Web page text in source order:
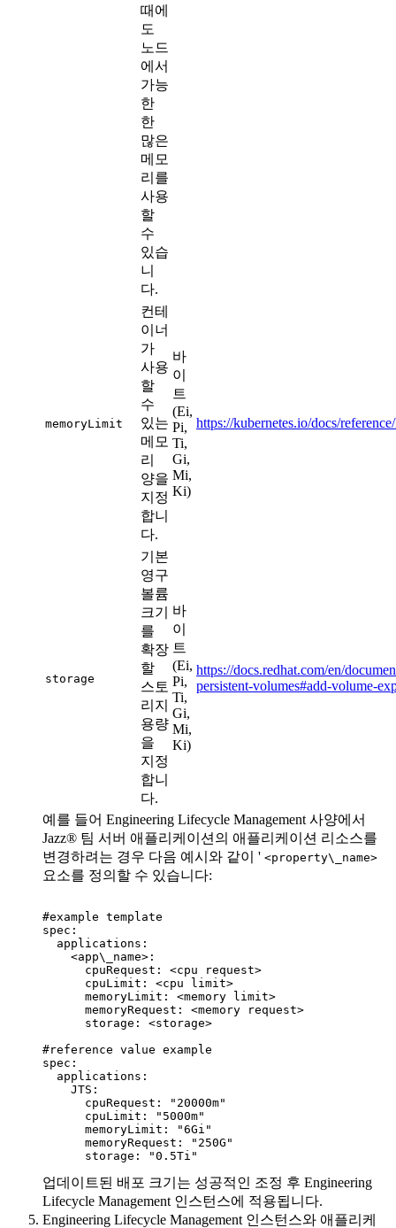
때에
도
노드
에서
가능
한
한
많은
메모
리를
사용
할
수
있습
니
다.
memoryLimit
컨테
이너
가
사용
할
수
있는
메모
리
양을
지정
합니
다.
바
이
트
(Ei,
Pi,
Ti,
Gi,
Mi,
Ki)
https://kubernetes.io/docs/
storage
기본
영구
볼륨
크기
를
확장
할
스토
리지
용량
을
지정
합니
다.
바
이
트
(Ei,
Pi,
Ti,
Gi,
Mi,
Ki)
https://docs.redhat.com/en/
persistent-volumes#add-volume-
예를 들어 Engineering Lifecycle Management 사양에서
Jazz® 팀 서버 애플리케이션의 애플리케이션 리소스를
변경하려는 경우 다음 예시와 같이 ' <property\_name>
요소를 정의할 수 있습니다:
#example template
spec:
  applications:
    <app\_name>:
      cpuRequest: <cpu request>
      cpuLimit: <cpu limit>
      memoryLimit: <memory limit>
      memoryRequest: <memory request>
      storage: <storage>
#reference value example
spec:
  applications:
    JTS:
      cpuRequest: "20000m"
      cpuLimit: "5000m"
      memoryLimit: "6Gi"
      memoryRequest: "250G"
      storage: "0.5Ti"
업데이트된 배포 크기는 성공적인 조정 후 Engineering
Lifecycle Management 인스턴스에 적용됩니다.
Engineering Lifecycle Management 인스턴스와 애플리케